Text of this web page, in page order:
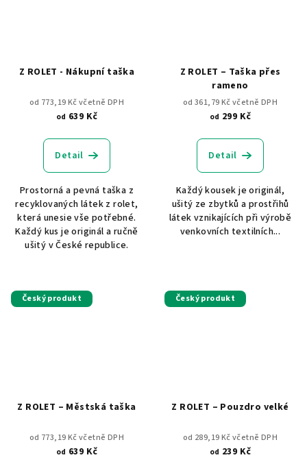
Z ROLET - Nákupní taška
od 773,19 Kč včetně DPH
od 639 Kč
Detail
Prostorná a pevná taška z
recyklovaných látek z rolet,
která unesie vše potřebné.
Každý kus je originál a ručně
ušitý v České republice.
Z ROLET – Taška přes
rameno
od 361,79 Kč včetně DPH
od 299 Kč
Detail
Každý kousek je originál,
ušitý ze zbytků a prostřihů
látek vznikajících při výrobě
venkovních textilních...
Český produkt
Z ROLET – Městská taška
od 773,19 Kč včetně DPH
od 639 Kč
Český produkt
Z ROLET – Pouzdro velké
od 289,19 Kč včetně DPH
od 239 Kč